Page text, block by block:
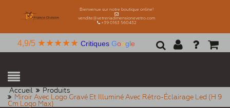
Bienvenue sur notre boutique online!
vendite@vetreriadimensionevetro.com
+39 0163 560432
4,9/5 ★★★★★ Critiques Google
Accueil
Produits
Miroir Avec Logo Gravé Et Illuminé Avec Rétro-Éclairage Led (H 9
Cm Logo Max)